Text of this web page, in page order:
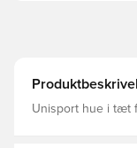
Unisport hue i tæt